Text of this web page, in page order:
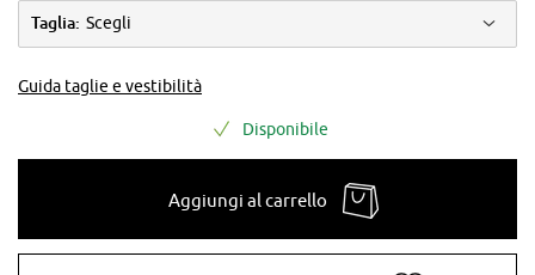
Taglia: Scegli
Guida taglie e vestibilità
Disponibile
Aggiungi al carrello